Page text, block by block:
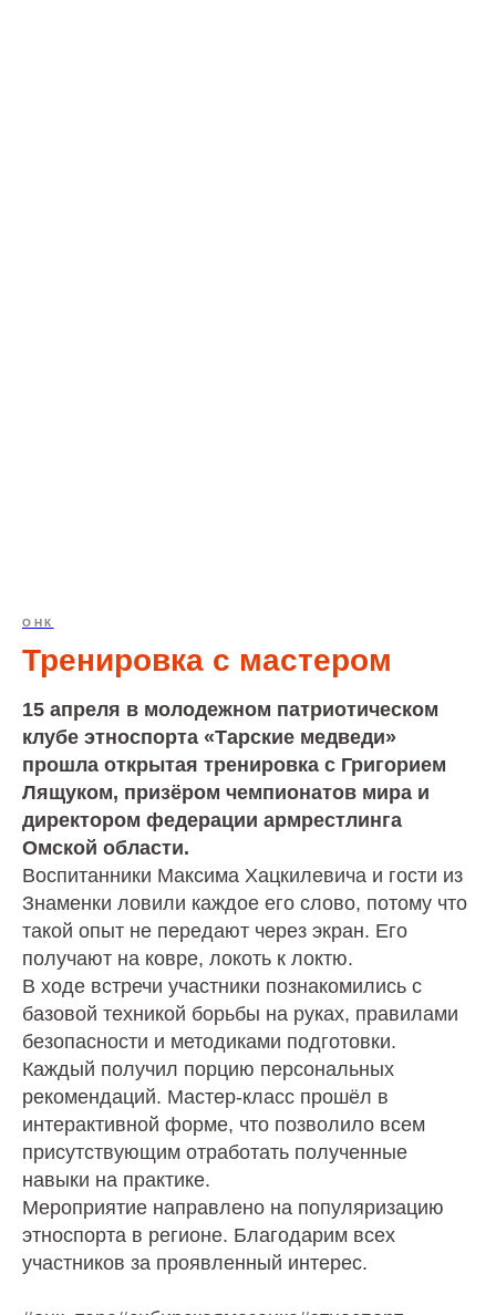
ОНК
Тренировка с мастером
15 апреля в молодежном патриотическом
клубе этноспорта «Тарские медведи»
прошла открытая тренировка с Григорием
Лящуком, призёром чемпионатов мира и
директором федерации армрестлинга
Омской области.
Воспитанники Максима Хацкилевича и гости из
Знаменки ловили каждое его слово, потому что
такой опыт не передают через экран. Его
получают на ковре, локоть к локтю.
В ходе встречи участники познакомились с
базовой техникой борьбы на руках, правилами
безопасности и методиками подготовки.
Каждый получил порцию персональных
рекомендаций. Мастер-класс прошёл в
интерактивной форме, что позволило всем
присутствующим отработать полученные
навыки на практике.
Мероприятие направлено на популяризацию
этноспорта в регионе. Благодарим всех
участников за проявленный интерес.